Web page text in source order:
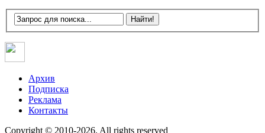
Архив
Подписка
Реклама
Контакты
Copyright © 2010-2026. All rights reserved